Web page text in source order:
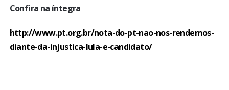
Confira na íntegra
http://www.pt.org.br/nota-do-pt-nao-nos-rendemos-
diante-da-injustica-lula-e-candidato/